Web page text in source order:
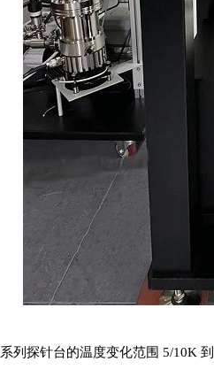
列探针台的温度变化范围 5/10K